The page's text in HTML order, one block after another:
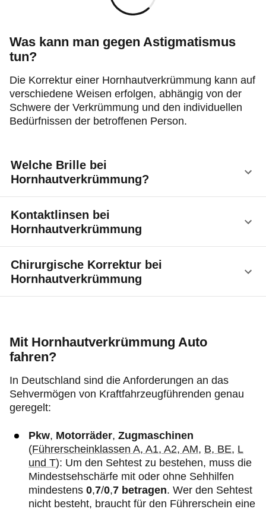
Was kann man gegen Astigmatismus
tun?
Die Korrektur einer Hornhautverkrümmung kann auf
verschiedene Weisen erfolgen, abhängig von der
Schwere der Verkrümmung und den individuellen
Bedürfnissen der betroffenen Person.
Welche Brille bei
Hornhautverkrümmung?
In den meisten Fällen lässt sich der Astigmatismus
durchspeziell geschliffene Brillengläser
(sphärischen) Brillengläsern, die gleichmäßig
gewölbt sind, habenZylindergläser
stark gekrümmte Bereiche, um die
Kontaktlinsen bei
Hornhautverkrümmung
Eine Alternative zur Brille bieten Kontaktlinsen.
Auch sie benötigen einen besonderen Schliff.
weiche torische Linsen, besonders bei stärkerem
Astigmatismus.
Chirurgische Korrektur bei
Hornhautverkrümmung
Hornhautverkrümmung zu korrigieren:
die Form der Hornhautmit einem Laser
korrigiert wird
Linse , die die Lichtbrechung korrigiert
DieLimbal Relaxing Incision(LRI), bei der
kleine Schnitte am Rand der Hornhaut gemacht
werden, um deren Form zu korrigieren
Mit Hornhautverkrümmung Auto
fahren?
In Deutschland sind die Anforderungen an das
Sehvermögen von Kraftfahrzeugführenden genau
geregelt:
Pkw, Motorräder, Zugmaschinen
(Führerscheinklassen A, A1, A2, AM, B, BE, L
und T): Um den Sehtest zu bestehen, muss die
Mindestsehschärfe mit oder ohne Sehhilfen
mindestens 0,7/0,7 betragen. Wer den Sehtest
nicht besteht, braucht für den Führerschein eine